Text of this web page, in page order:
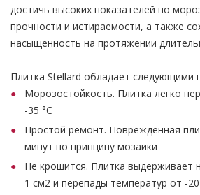
достичь высоких показателей по
прочности и истираемости, а также
насыщенность на протяжении
Плитка Stellard обладает следующими
Морозостойкость. Плитка легко
-35 °С
Простой ремонт. Поврежденная
минут по принципу мозаики
Не крошится. Плитка выдерживает
1 см2 и перепады температур от -